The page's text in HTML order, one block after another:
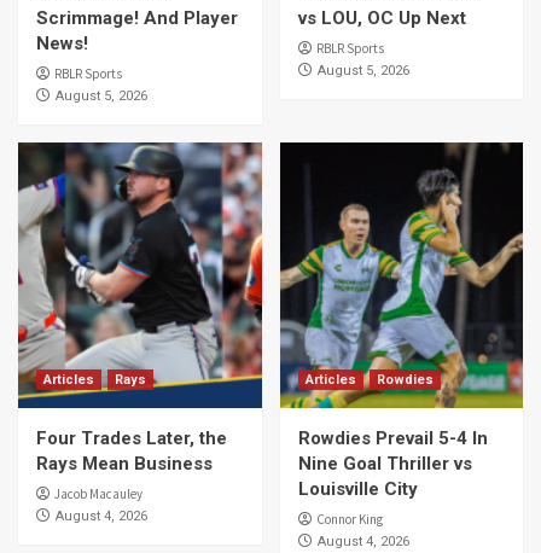
Scrimmage! And Player
News!
RBLR Sports
August 5, 2026
vs LOU, OC Up Next
RBLR Sports
August 5, 2026
Articles Rays
Four Trades Later, the
Rays Mean Business
Jacob Macauley
August 4, 2026
Articles Rowdies
Rowdies Prevail 5-4 In
Nine Goal Thriller vs
Louisville City
Connor King
August 4, 2026